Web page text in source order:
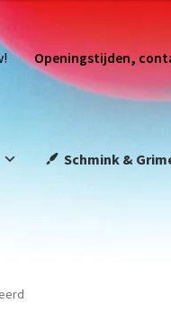
Openingstijden,
Schmink &